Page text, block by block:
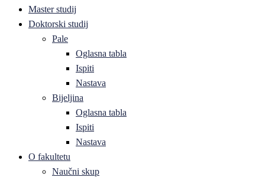
Master studij
Doktorski studij
Pale
Oglasna tabla
Ispiti
Nastava
Bijeljina
Oglasna tabla
Ispiti
Nastava
O fakultetu
Naučni skup